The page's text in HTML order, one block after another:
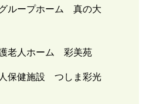
ループホーム 真の大
老人ホーム 彩美苑
保健施設 つしま彩光